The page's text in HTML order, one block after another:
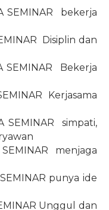
SEMINAR
bekerja
Disiplin dan
SEMINAR
Bekerja
Kerjasama
SEMINAR
simpati,
menjaga
punya ide
Unggul dan